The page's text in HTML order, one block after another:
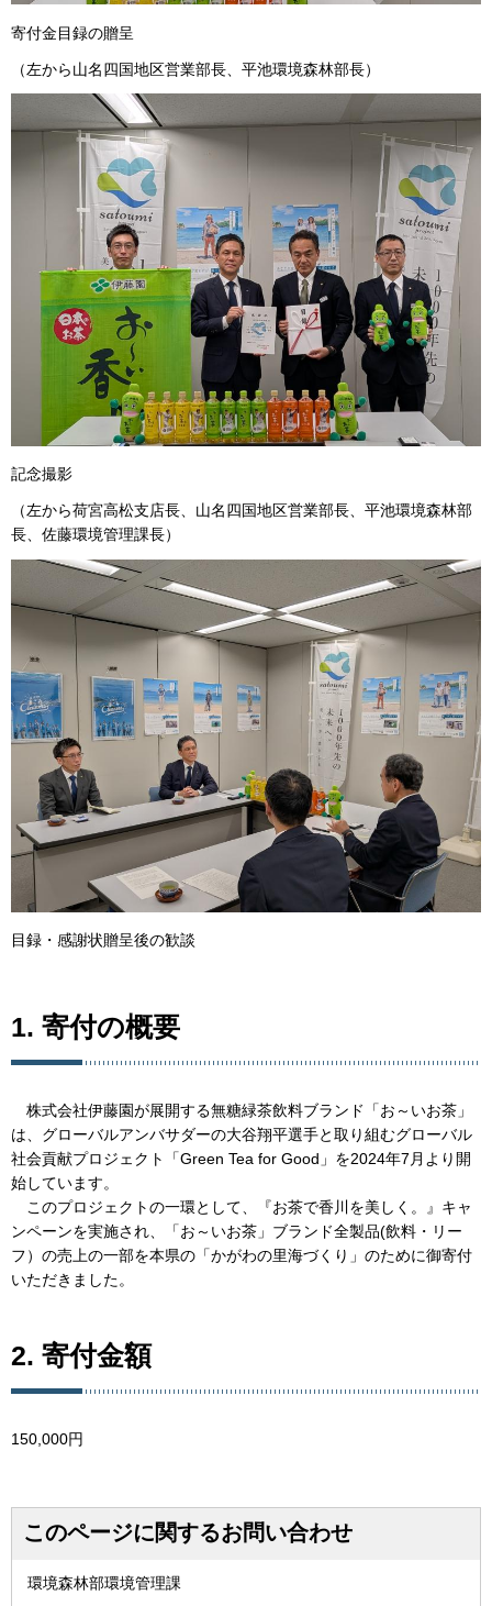
寄付金目録の贈呈
（左から山名四国地区営業部長、平池環境森林部長）
記念撮影
（左から荷宮高松支店長、山名四国地区営業部長、平池環境森林部
長、佐藤環境管理課長）
目録・感謝状贈呈後の歓談
1. 寄付の概要
株式会社伊藤園が展開する無糖緑茶飲料ブランド「お～いお茶」
は、グローバルアンバサダーの大谷翔平選手と取り組むグローバル
社会貢献プロジェクト「Green Tea for Good」を2024年7月より開
始しています。
このプロジェクトの一環として、『お茶で香川を美しく。』キャ
ンペーンを実施され、「お～いお茶」ブランド全製品(飲料・リー
フ）の売上の一部を本県の「かがわの里海づくり」のために御寄付
いただきました。
2. 寄付金額
150,000円
このページに関するお問い合わせ
環境森林部環境管理課